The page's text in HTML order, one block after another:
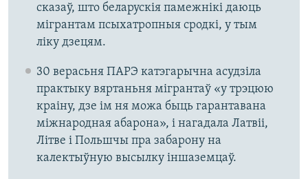
сказаў, што беларускія памежнікі даюць
мігрантам псыхатропныя сродкі, у тым
ліку дзецям.
30 верасьня ПАРЭ катэгарычна асудзіла
практыку вяртаньня мігрантаў «у трэцюю
краіну, дзе ім ня можа быць гарантавана
міжнародная абарона», і нагадала Латвіі,
Літве і Польшчы пра забарону на
калектыўную высылку іншаземцаў.